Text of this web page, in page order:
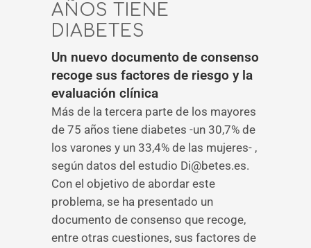
AÑOS TIENE
DIABETES
Un nuevo documento de consenso
recoge sus factores de riesgo y la
evaluación clínica
Más de la tercera parte de los mayores
de 75 años tiene diabetes -un 30,7% de
los varones y un 33,4% de las mujeres- ,
según datos del estudio Di@betes.es.
Con el objetivo de abordar este
problema, se ha presentado un
documento de consenso que recoge,
entre otras cuestiones, sus factores de